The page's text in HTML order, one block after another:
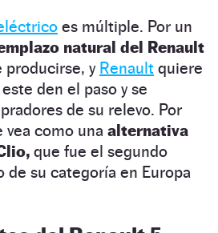
es múltiple. Por un
natural del Renault
producirse, y Renault quiere
den el paso y se
de su relevo. Por
como una alternativa
que fue el segundo
de su categoría en Europa